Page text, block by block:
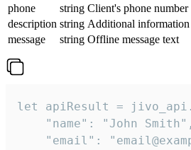
phone
string Client's phone number
description string Additional
message
string Offline message text
let apiResult =
    "name": "John Smith",
"email":